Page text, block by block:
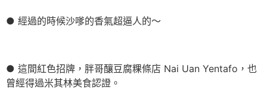
● 經過的時候沙嗲的香氣超逼人的～
● 這間紅色招牌，胖哥釀豆腐粿條店 Nai Uan Yentafo，也
曾經得過米其林美食認證。